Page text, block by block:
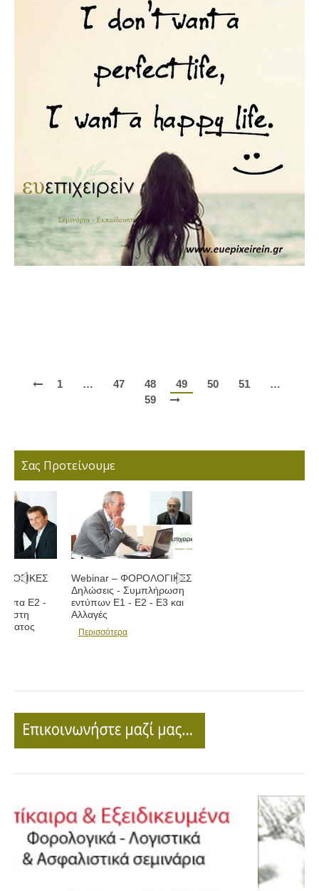
1 … 47 48 49 50 51
…
59
Σας Προτείνουμε
Webinar – ΦΟΡΟΛΟΓΙΚΕΣ
Δηλώσεις - Συμπλήρωση
εντύπων Ε1 - Ε2 - Ε3 και
Περισσότερα